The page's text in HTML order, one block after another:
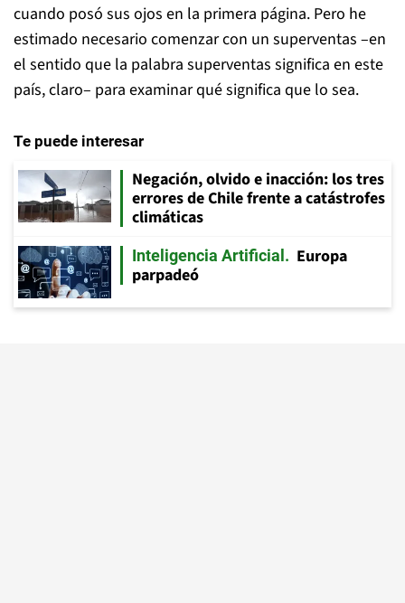
cuando posó sus ojos en la primera página. Pero he
estimado necesario comenzar con un superventas –en
el sentido que la palabra superventas significa en este
país, claro– para examinar qué significa que lo sea.
Te puede interesar
Negación, olvido e inacción: los tres
errores de Chile frente a catástrofes
climáticas
Inteligencia Artificial
Europa
parpadeó